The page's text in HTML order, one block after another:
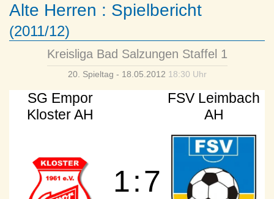
Alte Herren : Spielbericht
(2011/12)
Kreisliga Bad Salzungen Staffel 1
20. Spieltag - 18.05.2012 18:30 Uhr
SG Empor
Kloster AH
FSV Leimbach
AH
1:7